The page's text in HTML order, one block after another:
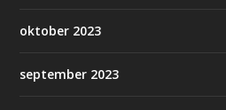
oktober 2023
september 2023